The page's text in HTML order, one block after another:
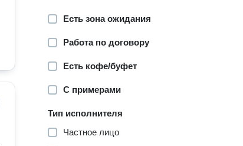
Есть зона ожидания
Работа по договору
Есть кофе/буфет
С примерами
Тип исполнителя
Частное лицо